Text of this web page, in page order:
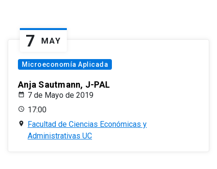
7 MAY
Microeconomía Aplicada
Anja Sautmann, J-PAL
7 de Mayo de 2019
17:00
Facultad de Ciencias Económicas y
Administrativas UC